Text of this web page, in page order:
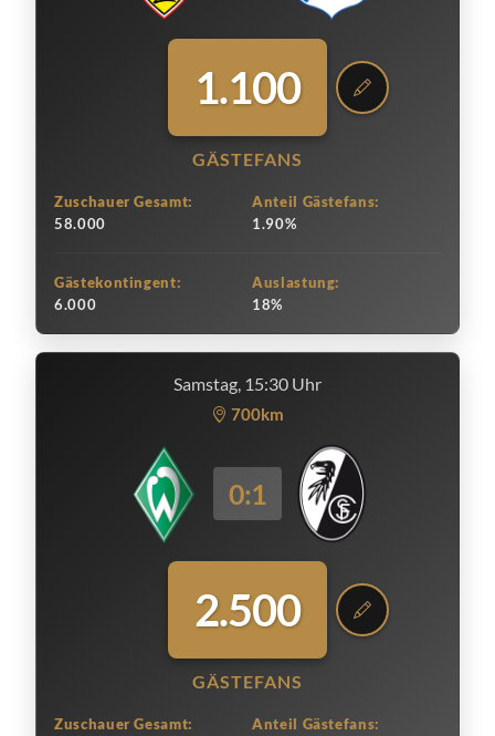
1.100
GÄSTEFANS
Zuschauer Gesamt:
58.000
Anteil Gästefans:
1.90%
Gästekontingent:
6.000
Auslastung:
18%
Samstag, 15:30 Uhr
700km
0:1
2.500
GÄSTEFANS
Zuschauer Gesamt:
Anteil Gästefans: